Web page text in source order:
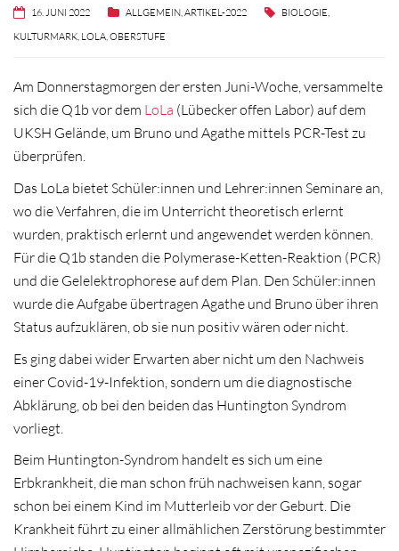
16. JUNI 2022 ALLGEMEIN ARTIKEL-2022 BIOLOGIE
KULTURMARK LOLA OBERSTUFE
Am Donnerstagmorgen der ersten Juni-Woche, versammelte
sich die Q1b vor dem LoLa (Lübecker offen Labor) auf dem
UKSH Gelände, um Bruno und Agathe mittels PCR-Test zu
überprüfen.
Das LoLa bietet Schüler:innen und Lehrer:innen Seminare an,
wo die Verfahren, die im Unterricht theoretisch erlernt
wurden, praktisch erlernt und angewendet werden können.
Für die Q1b standen die Polymerase-Ketten-Reaktion (PCR)
und die Gelelektrophorese auf dem Plan. Den Schüler:innen
wurde die Aufgabe übertragen Agathe und Bruno über ihren
Status aufzuklären, ob sie nun positiv wären oder nicht.
Es ging dabei wider Erwarten aber nicht um den Nachweis
einer Covid-19-Infektion, sondern um die diagnostische
Abklärung, ob bei den beiden das Huntington Syndrom
vorliegt.
Beim Huntington-Syndrom handelt es sich um eine
Erbkrankheit, die man schon früh nachweisen kann, sogar
schon bei einem Kind im Mutterleib vor der Geburt. Die
Krankheit führt zu einer allmählichen Zerstörung bestimmter